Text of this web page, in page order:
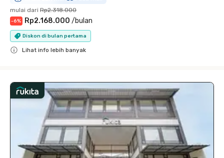
mulai dari Rp2.318.000
-6% Rp2.168.000 /bulan
Diskon di bulan pertama
Lihat info lebih banyak